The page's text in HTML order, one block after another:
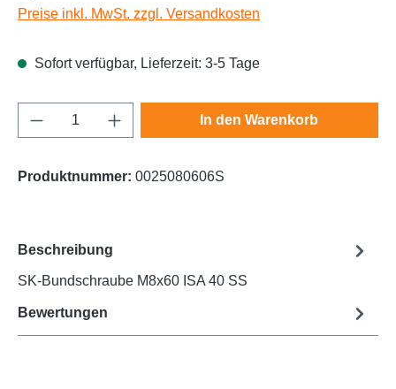
Preise inkl. MwSt. zzgl. Versandkosten
Sofort verfügbar, Lieferzeit: 3-5 Tage
Produkt Anzahl: Gib den gewünschten
In den Warenkorb
Produktnummer: 0025080606S
Beschreibung
SK-Bundschraube M8x60 ISA 40 SS
Bewertungen